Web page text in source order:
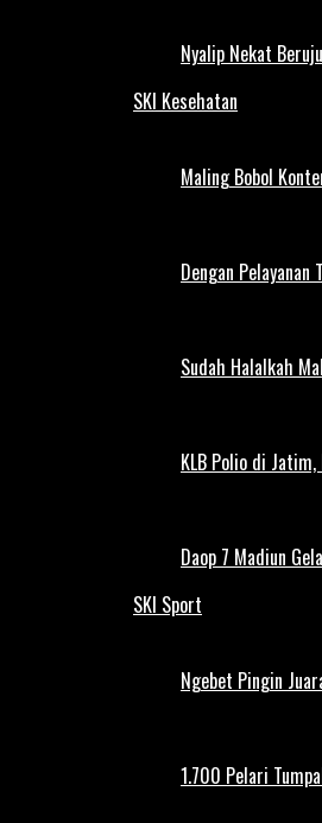
Nyalip Nekat
SKI Kesehatan
Maling Bobol
Dengan
Sudah Halalkah
KLB Polio di
Daop 7 Madiun
SKI Sport
Ngebet Pingin
1.700 Pelari